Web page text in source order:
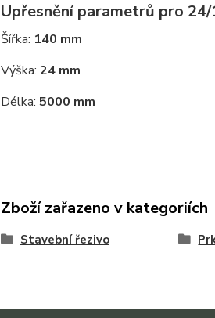
Upřesnění parametrů pro
Šířka: 140 mm
Výška: 24 mm
Délka: 5000 mm
Zboží zařazeno v kategoriích
Stavební řezivo